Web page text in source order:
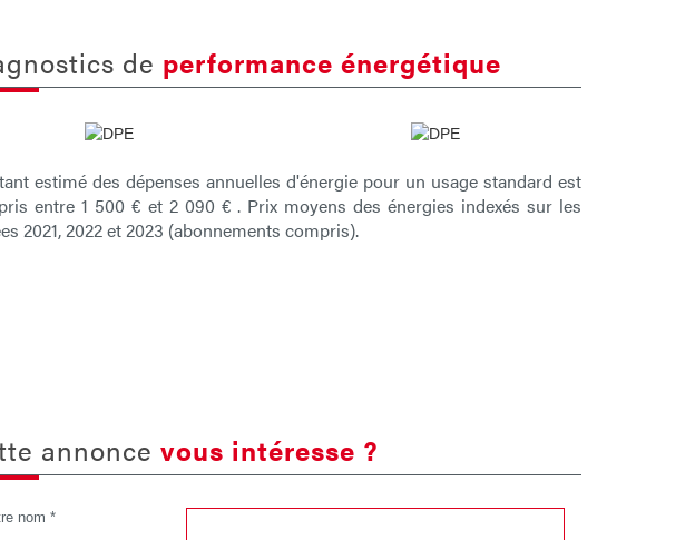
de performance énergétique
estimé des dépenses annuelles d'énergie pour un usage standard est
entre 1 500 € et 2 090 € . Prix moyens des énergies indexés sur les
2021, 2022 et 2023 (abonnements compris).
annonce vous intéresse ?
nom *